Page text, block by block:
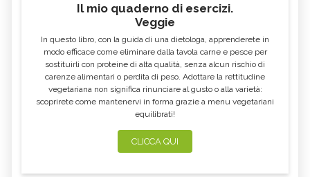
Il mio quaderno di esercizi.
Veggie
In questo libro, con la guida di una dietologa, apprenderete in
modo efficace come eliminare dalla tavola carne e pesce per
sostituirli con proteine di alta qualità, senza alcun rischio di
carenze alimentari o perdita di peso. Adottare la rettitudine
vegetariana non significa rinunciare al gusto o alla varietà:
scoprirete come mantenervi in forma grazie a menu vegetariani
equilibrati!
CLICCA QUI